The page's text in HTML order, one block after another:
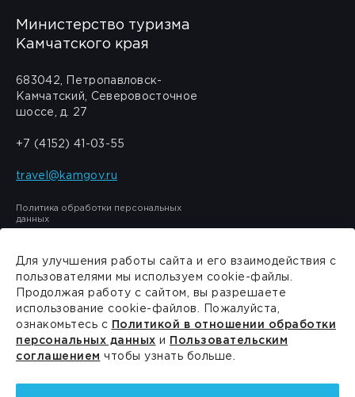
Министерство туризма
Камчатского края
683042, Петропавловск-
Камчатский, Северовосточное
шоссе, д. 27
+7 (4152) 41-03-55
travel@kamgov.ru
Политика обработки персональных
данных
Сделано в
Для улучшения работы сайта и его взаимодействия с
пользователями мы используем cookie-файлы.
Продолжая работу с сайтом, вы разрешаете
использование cookie-файлов. Пожалуйста,
ознакомьтесь с Политикой в отношении обработки
персональных данных и
Пользовательским
соглашением чтобы узнать больше.